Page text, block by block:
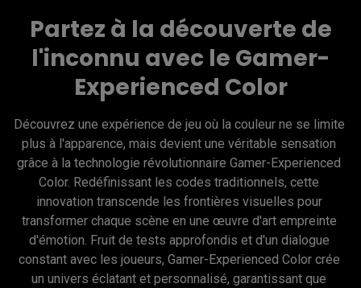
Partez à la découverte de
l'inconnu avec le Gamer-
Experienced Color
Découvrez une expérience de jeu où la couleur ne se limite
plus à l'apparence, mais devient une véritable sensation
grâce à la technologie révolutionnaire Gamer-Experienced
Color. Redéfinissant les codes traditionnels, cette
innovation transcende les frontières visuelles pour
transformer chaque scène en une œuvre d'art empreinte
d'émotion. Fruit de tests approfondis et d'un dialogue
constant avec les joueurs, Gamer-Experienced Color crée
un univers éclatant et personnalisé, garantissant que